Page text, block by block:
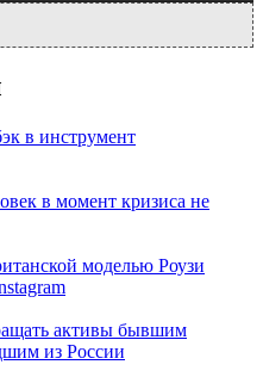
в инструмент
в момент кризиса не
моделью Роузи
активы бывшим
из России